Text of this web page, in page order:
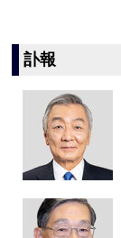
訃報